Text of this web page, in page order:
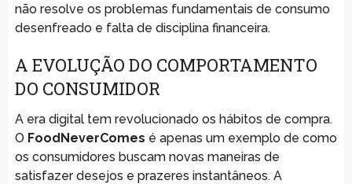
não resolve os problemas fundamentais de consumo
desenfreado e falta de disciplina financeira.
A EVOLUÇÃO DO COMPORTAMENTO
DO CONSUMIDOR
A era digital tem revolucionado os hábitos de compra.
O FoodNeverComes é apenas um exemplo de como
os consumidores buscam novas maneiras de
satisfazer desejos e prazeres instantâneos. A